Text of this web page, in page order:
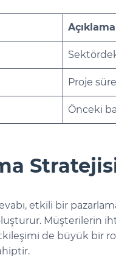
Açıklama
Proje
Önceki
etkili bir
Müşterilerin
de büyük bir